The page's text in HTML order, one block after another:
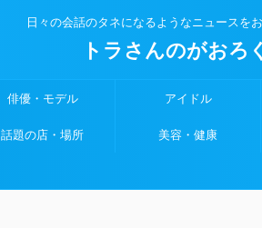
日々の会話のタネになるようなニュースを
トラさんのがおろ
俳優・モデル アイドル
話題の店・場所 美容・健康